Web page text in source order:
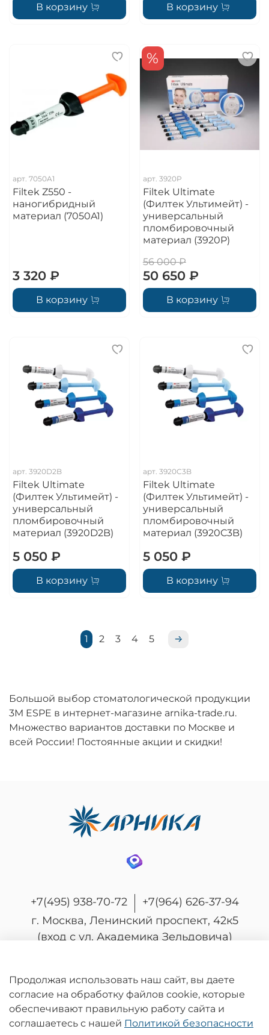
В корзину В корзину
арт. 7050A1
Filtek Z550 -
наногибридный
материал (7050A1)
3 320 ₽
В корзину
%
арт. 3920P
Filtek Ultimate
(Филтек Ультимейт) -
универсальный
пломбировочный
материал (3920P)
56 000 ₽
50 650 ₽
В корзину
арт. 3920D2B
Filtek Ultimate
(Филтек Ультимейт) -
универсальный
пломбировочный
материал (3920D2B)
5 050 ₽
В корзину
арт. 3920C3B
Filtek Ultimate
(Филтек Ультимейт) -
универсальный
пломбировочный
материал (3920C3B)
5 050 ₽
В корзину
1 2 3 4 5
Большой выбор стоматологической продукции
3M ESPE в интернет-магазине arnika-trade.ru.
Множество вариантов доставки по Москве и
всей России! Постоянные акции и скидки!
+7(495) 938-70-72
+7(964) 626-37-94
г. Москва, Ленинский проспект, 42к5
(вход с ул. Академика Зельдовича)
© 2026 Любое использование контента без
письменного разрешения запрещено
Информация на сайте носит информационный характер и не является
Продолжая использовать наш сайт, вы даете
согласие на обработку файлов cookie, которые
обеспечивают правильную работу сайта и
соглашаетесь с нашей Политикой безопасности